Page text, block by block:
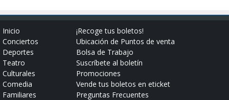
Inicio
Conciertos
Deportes
Teatro
Culturales
Comedia
Familiares
¡Recoge tus boletos!
Ubicación de Puntos de venta
Bolsa de Trabajo
Suscríbete al boletín
Promociones
Vende tus boletos en eticket
Preguntas Frecuentes